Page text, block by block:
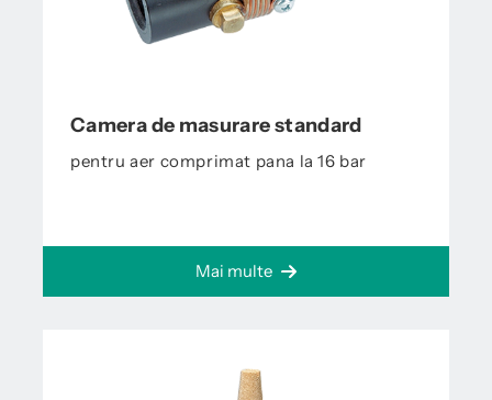
Camera de masurare standard
pentru aer comprimat pana la 16 bar
Mai multe